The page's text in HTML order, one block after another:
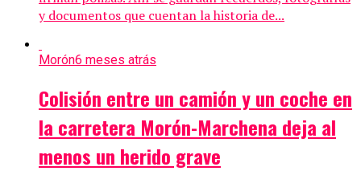
y documentos que cuentan la historia de...
Morón6 meses atrás
Colisión entre un camión y un coche en
la carretera Morón-Marchena deja al
menos un herido grave